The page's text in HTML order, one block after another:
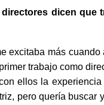
dicen que
excitaba más
trabajo como
ellos la experiencia
pero quería buscar